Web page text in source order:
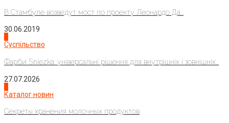
В Стамбуле возведут мост по проекту Леонардо Да...
30.06.2019
Суспільство
Фарби Sniezka: універсальні рішення для внутрішніх і зовнішніх...
27.07.2026
Каталог новин
Секреты хранения молочных продуктов